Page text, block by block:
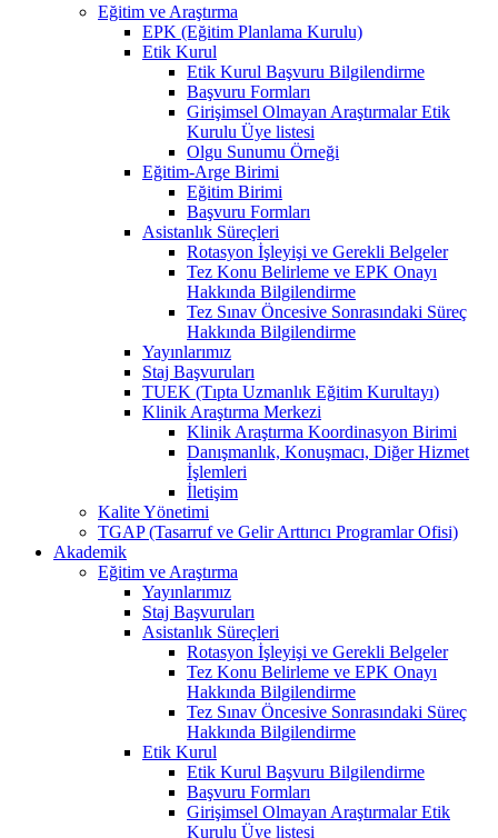
Eğitim ve Araştırma
EPK (Eğitim Planlama Kurulu)
Etik Kurul
Etik Kurul Başvuru Bilgilendirme
Başvuru Formları
Girişimsel Olmayan Araştırmalar Etik
Kurulu Üye listesi
Olgu Sunumu Örneği
Eğitim-Arge Birimi
Eğitim Birimi
Başvuru Formları
Asistanlık Süreçleri
Rotasyon İşleyişi ve Gerekli Belgeler
Tez Konu Belirleme ve EPK Onayı
Hakkında Bilgilendirme
Tez Sınav Öncesive Sonrasındaki Süreç
Hakkında Bilgilendirme
Yayınlarımız
Staj Başvuruları
TUEK (Tıpta Uzmanlık Eğitim Kurultayı)
Klinik Araştırma Merkezi
Klinik Araştırma Koordinasyon Birimi
Danışmanlık, Konuşmacı, Diğer Hizmet
İşlemleri
İletişim
Kalite Yönetimi
TGAP (Tasarruf ve Gelir Arttırıcı Programlar Ofisi)
Akademik
Eğitim ve Araştırma
Yayınlarımız
Staj Başvuruları
Asistanlık Süreçleri
Rotasyon İşleyişi ve Gerekli Belgeler
Tez Konu Belirleme ve EPK Onayı
Hakkında Bilgilendirme
Tez Sınav Öncesive Sonrasındaki Süreç
Hakkında Bilgilendirme
Etik Kurul
Etik Kurul Başvuru Bilgilendirme
Başvuru Formları
Girişimsel Olmayan Araştırmalar Etik
Kurulu Üye listesi